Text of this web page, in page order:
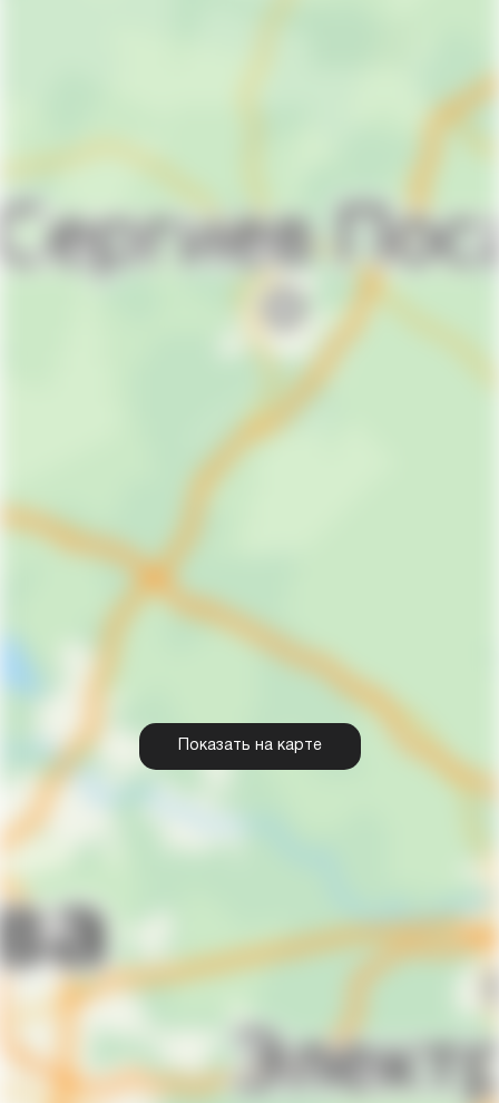
Показать на карте